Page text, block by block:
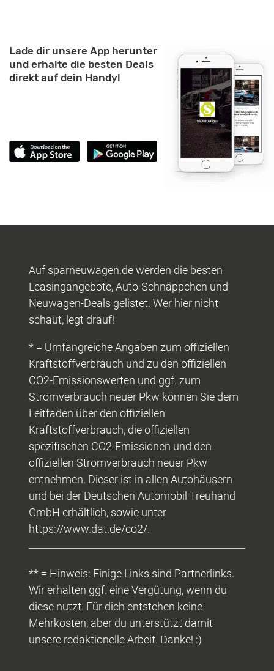
Lade dir unsere App herunter
und erhalte die besten Deals
direkt auf dein Handy!
Auf sparneuwagen.de werden die besten
Leasingangebote, Auto-Schnäppchen und
Neuwagen-Deals gelistet. Wer hier nicht
schaut, legt drauf!
* = Umfangreiche Angaben zum offiziellen
Kraftstoffverbrauch und zu den offiziellen
CO2-Emissionswerten und ggf. zum
Stromverbrauch neuer Pkw können Sie dem
Leitfaden über den offiziellen
Kraftstoffverbrauch, die offiziellen
spezifischen CO2-Emissionen und den
offiziellen Stromverbrauch neuer Pkw
entnehmen. Dieser ist in allen Autohäusern
und bei der Deutschen Automobil Treuhand
GmbH erhältlich, sowie unter
https://www.dat.de/co2/.
** = Hinweis: Einige Links sind Partnerlinks.
Wir erhalten ggf. eine Vergütung, wenn du
diese nutzt. Für dich entstehen keine
Mehrkosten, aber du unterstützt damit
unsere redaktionelle Arbeit. Danke! :)